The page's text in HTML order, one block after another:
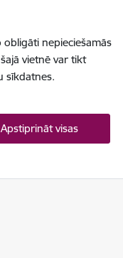
nepieciešamās
vietnē var tikt
sīkdatnes.
Apstiprināt visas